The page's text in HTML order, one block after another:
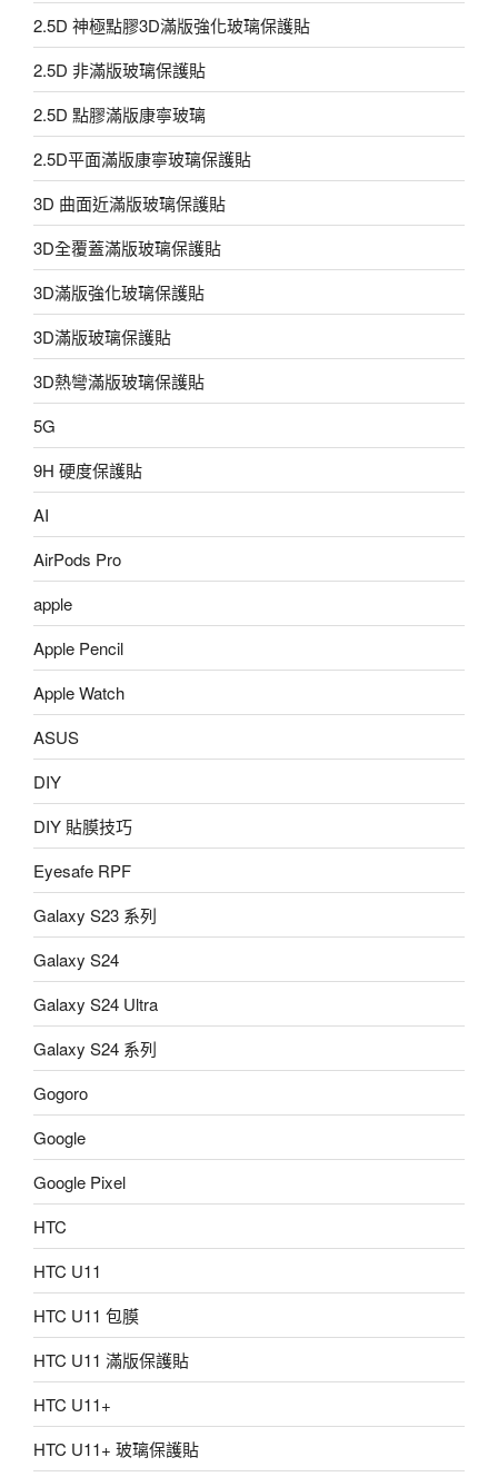
2.5D 神極點膠3D滿版強化玻璃保護貼
2.5D 非滿版玻璃保護貼
2.5D 點膠滿版康寧玻璃
2.5D平面滿版康寧玻璃保護貼
3D 曲面近滿版玻璃保護貼
3D全覆蓋滿版玻璃保護貼
3D滿版強化玻璃保護貼
3D滿版玻璃保護貼
3D熱彎滿版玻璃保護貼
5G
9H 硬度保護貼
AI
AirPods Pro
apple
Apple Pencil
Apple Watch
ASUS
DIY
DIY 貼膜技巧
Eyesafe RPF
Galaxy S23 系列
Galaxy S24
Galaxy S24 Ultra
Galaxy S24 系列
Gogoro
Google
Google Pixel
HTC
HTC U11
HTC U11 包膜
HTC U11 滿版保護貼
HTC U11+
HTC U11+ 玻璃保護貼